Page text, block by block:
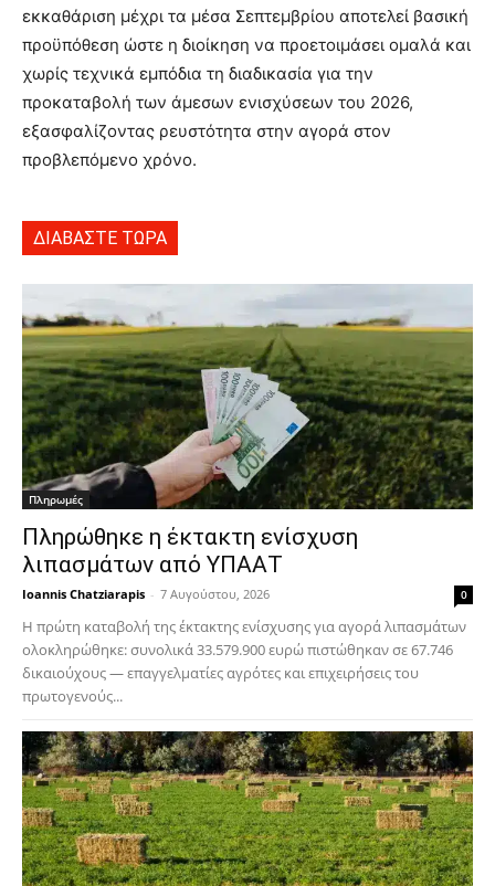
εκκαθάριση μέχρι τα μέσα Σεπτεμβρίου αποτελεί βασική
προϋπόθεση ώστε η διοίκηση να προετοιμάσει ομαλά και
χωρίς τεχνικά εμπόδια τη διαδικασία για την
προκαταβολή των άμεσων ενισχύσεων του 2026,
εξασφαλίζοντας ρευστότητα στην αγορά στον
προβλεπόμενο χρόνο.
ΔΙΑΒΑΣΤΕ ΤΩΡΑ
Πληρωμές
Πληρώθηκε η έκτακτη ενίσχυση
λιπασμάτων από ΥΠΑΑΤ
Ioannis Chatziarapis - 7 Αυγούστου, 2026 0
Η πρώτη καταβολή της έκτακτης ενίσχυσης για αγορά λιπασμάτων
ολοκληρώθηκε: συνολικά 33.579.900 ευρώ πιστώθηκαν σε 67.746
δικαιούχους — επαγγελματίες αγρότες και επιχειρήσεις του
πρωτογενούς...